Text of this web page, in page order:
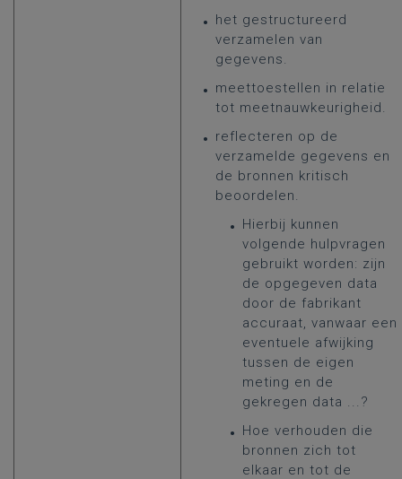
het gestructureerd
verzamelen van
gegevens.
meettoestellen in relatie
tot meetnauwkeurigheid.
reflecteren op de
verzamelde gegevens en
de bronnen kritisch
beoordelen.
Hierbij kunnen
volgende hulpvragen
gebruikt worden: zijn
de opgegeven data
door de fabrikant
accuraat, vanwaar een
eventuele afwijking
tussen de eigen
meting en de
gekregen data ...?
Hoe verhouden die
bronnen zich tot
elkaar en tot de